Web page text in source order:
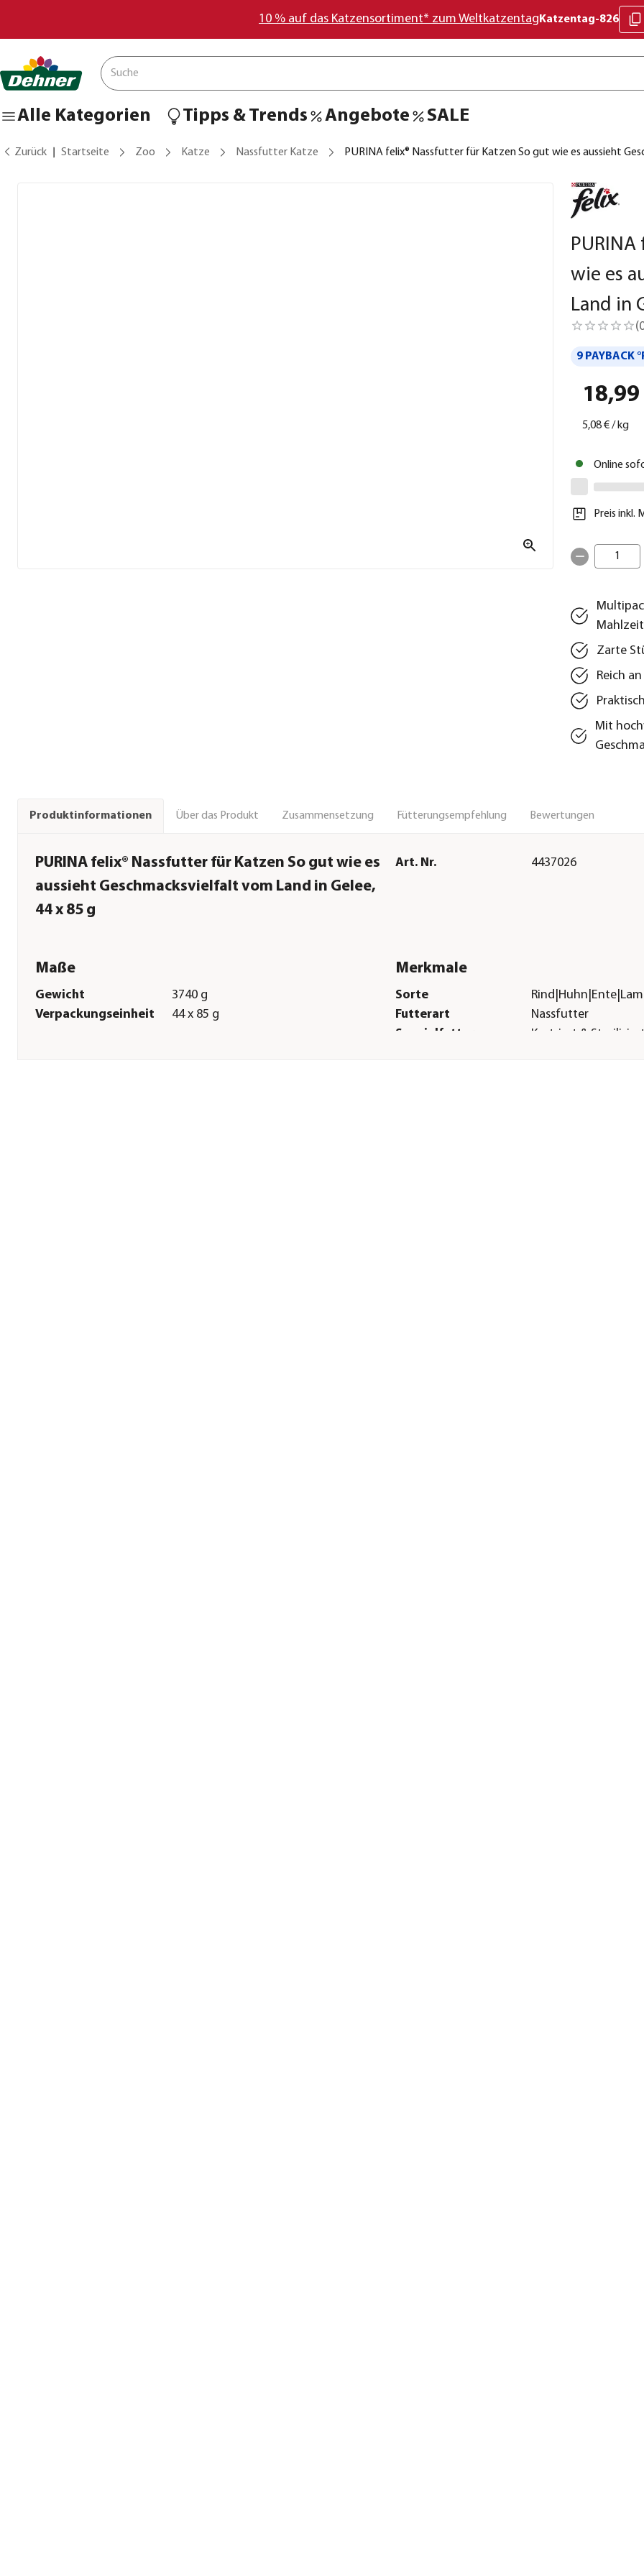
10 % auf das Katzensortiment* zum Weltkatzentag Katzentag-826
Alle Kategorien Tipps & Trends Angebote SALE
Zurück Startseite Zoo Katze Nassfutter Katze PURINA felix® Nassfutter für Katzen So gut wie es aussieht
wie es
Land in
(
9 PAYBACK
18,99
5,08 €/ kg
Online
Preis inkl.
1
Zarte
Reich
Mit
Produktinformationen Über das Produkt Zusammensetzung Fütterungsempfehlung Bewertungen
PURINA felix® Nassfutter für Katzen So gut wie es
aussieht Geschmacksvielfalt vom Land in Gelee,
44 x 85 g
Art. Nr. 4437026
Maße
Gewicht
3740 g
Verpackungseinheit
44 x 85 g
Merkmale
Sorte
Futterart
Nassfutter
Spezialfutter
Kastriert & Sterilisiert